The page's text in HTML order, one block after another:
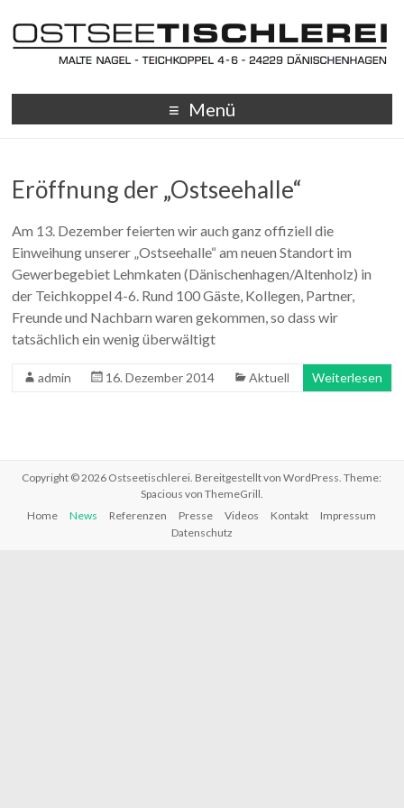
Menü
Eröffnung der „Ostseehalle“
Am 13. Dezember feierten wir auch ganz offiziell die
Einweihung unserer „Ostseehalle“ am neuen Standort im
Gewerbegebiet Lehmkaten (Dänischenhagen/Altenholz) in
der Teichkoppel 4-6. Rund 100 Gäste, Kollegen, Partner,
Freunde und Nachbarn waren gekommen, so dass wir
tatsächlich ein wenig überwältigt
admin 16. Dezember 2014 Aktuell Weiterlesen
Copyright © 2026 Ostseetischlerei. Bereitgestellt vonWordPress. Theme:
Spacious von ThemeGrill.
Home
News Referenzen Presse Videos Kontakt
Impressum
Datenschutz